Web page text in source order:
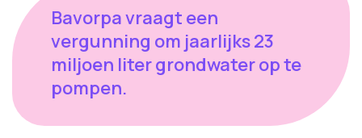
Bavorpa vraagt een
vergunning om jaarlijks 23
miljoen liter grondwater op te
pompen.